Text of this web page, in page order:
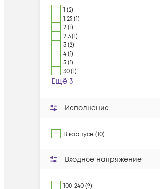
1 (2)
1,25 (1)
2 (1)
2,3 (1)
3 (2)
4 (1)
5 (1)
30 (1)
Ещё 3
Исполнение
В корпусе (10)
Входное напряжение
100-240 (9)